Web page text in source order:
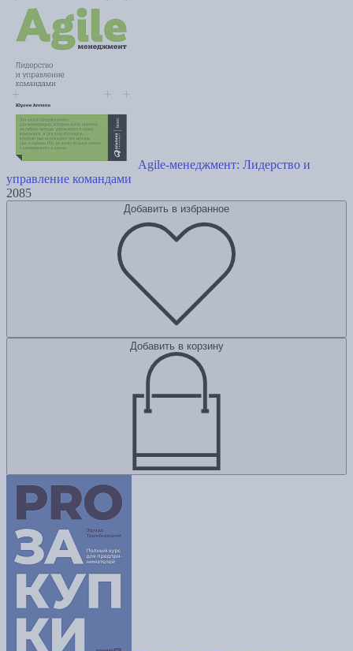
Agile-менеджмент: Лидерство и
управление командами
2085
Добавить в избранное
Добавить в корзину